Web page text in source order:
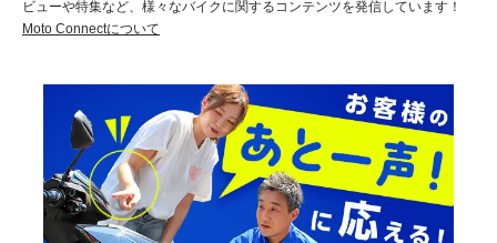
ビューや特集など、様々なバイクに関するコンテンツを発信しています！
Moto Connectについて